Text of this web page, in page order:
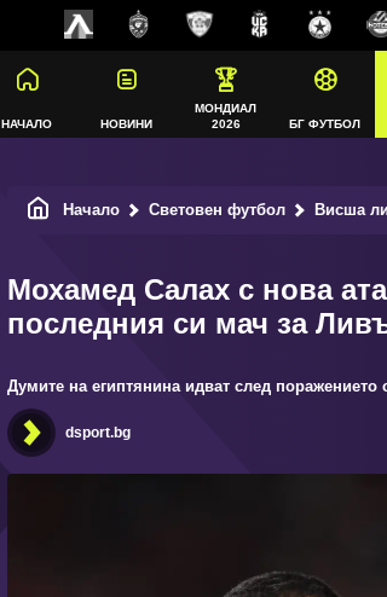
НАЧАЛО НОВИНИ
МОНДИАЛ
2026
БГ ФУТБОЛ
Начало Световен футбол Висша
Мохамед Салах с нова
последния си мач за
Думите на египтянина идват след поражението
dsport.bg